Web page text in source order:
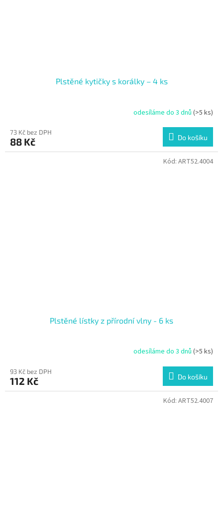
Plstěné kytičky s korálky – 4 ks
odesíláme do 3 dnů (>5 ks)
73 Kč bez DPH
88 Kč Do košíku
Plstěné lístky z přírodní vlny - 6 ks
odesíláme do 3 dnů (>5 ks)
93 Kč bez DPH
112 Kč Do košíku
Kód: ART52.4004
Kód: ART52.4007